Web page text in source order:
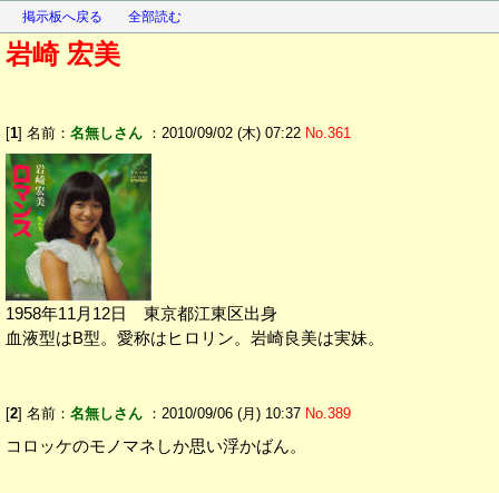
掲示板へ戻る 全部読む
岩崎 宏美
[1] 名前： 名無しさん ：2010/09/02 (木) 07:22 No.361
1958年11月12日 東京都江東区出身
血液型はB型。愛称はヒロリン。岩崎良美は実妹。
[2] 名前： 名無しさん ：2010/09/06 (月) 10:37 No.389
コロッケのモノマネしか思い浮かばん。